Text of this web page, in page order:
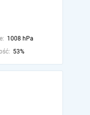
1008 hPa
53%